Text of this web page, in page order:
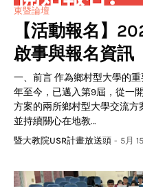
東暨論壇
【活動報名】
啟事與報名資訊
一、前言 作為鄉村型大學的
年至今，已邁入第9屆，從一
方案的兩所鄉村型大學交流方
並持續關心在地教…
暨大教院USR計畫放送頭 - 5月